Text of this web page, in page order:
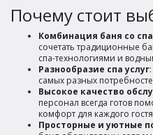
Почему стоит
Комбинация баня со
сочетать традиционные
спа-технологиями и
Разнообразие спа услуг
самых разных
Высокое качество
персонал всегда готов
комфорт для каждого
Просторные и уютные